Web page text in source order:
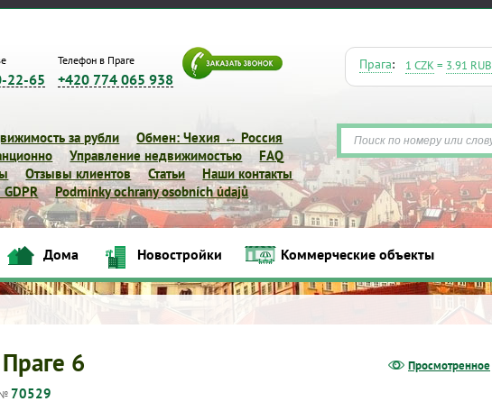
22-65
Телефон в Праге
+420 774 065 938
Прага: 1 CZK= 3.91 RUB
за рубли
Обмен: Чехия ↔ Россия
Управление недвижимостью
FAQ
Отзывы клиентов Статьи
Наши контакты
Podmínky ochrany osobních údajů
Дома Новостройки Коммерческие объекты
Просмотренное
6
№ 70529